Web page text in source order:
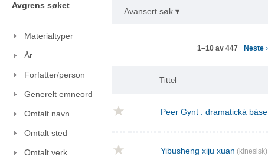
Avgrens søket
Materialtyper
År
Forfatter/person
Generelt emneord
Omtalt navn
Omtalt sted
Omtalt verk
Avansert søk ▾
1–10 av 447 Neste
Tittel
Peer Gynt : dramatická
Yibusheng xiju xuan (kinesisk)